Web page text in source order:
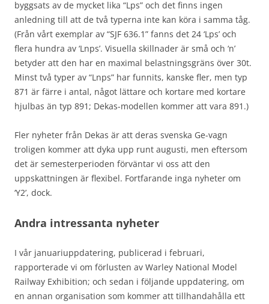
byggsats av de mycket lika “Lps” och det finns ingen
anledning till att de två typerna inte kan köra i samma tåg.
(Från vårt exemplar av “SJF 636.1” fanns det 24 ‘Lps’ och
flera hundra av ‘Lnps’. Visuella skillnader är små och ‘n’
betyder att den har en maximal belastningsgräns över 30t.
Minst två typer av “Lnps” har funnits, kanske fler, men typ
871 är färre i antal, något lättare och kortare med kortare
hjulbas än typ 891; Dekas-modellen kommer att vara 891.)
Fler nyheter från Dekas är att deras svenska Ge-vagn
troligen kommer att dyka upp runt augusti, men eftersom
det är semesterperioden förväntar vi oss att den
uppskattningen är flexibel. Fortfarande inga nyheter om
‘Y2’, dock.
Andra intressanta nyheter
I vår januariuppdatering, publicerad i februari,
rapporterade vi om förlusten av Warley National Model
Railway Exhibition; och sedan i följande uppdatering, om
en annan organisation som kommer att tillhandahålla ett